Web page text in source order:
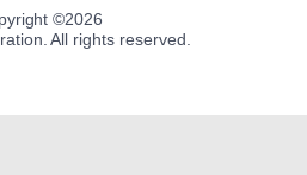
©2026
All rights reserved.